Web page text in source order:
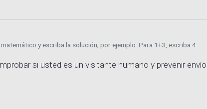
y escriba la solución; por ejemplo: Para 1+3, escriba 4.
si usted es un visitante humano y prevenir